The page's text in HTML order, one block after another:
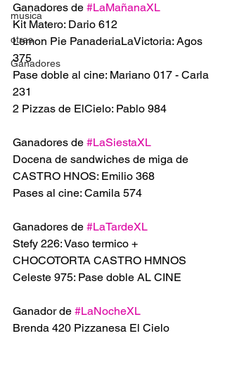
musica
otras
Ganadores
Ganadores de #LaMañanaXL
Kit Matero: Dario 612
Lemon Pie PanaderiaLaVictoria: Agos
375
Pase doble al cine: Mariano 017 - Carla
231
2 Pizzas de ElCielo: Pablo 984
Ganadores de #LaSiestaXL
Docena de sandwiches de miga de
CASTRO HNOS: Emilio 368
Pases al cine: Camila 574
Ganadores de #LaTardeXL
Stefy 226: Vaso termico +
CHOCOTORTA CASTRO HMNOS
Celeste 975: Pase doble AL CINE
Ganador de #LaNocheXL
Brenda 420 Pizzanesa El Cielo